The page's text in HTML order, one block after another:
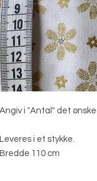
Angiv i "Antal" det
Leveres i et stykke.
Bredde 110 cm